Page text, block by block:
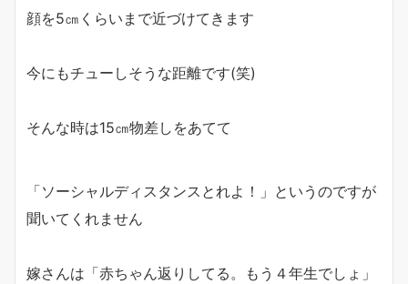
顔を5㎝くらいまで近づけてきます
今にもチューしそうな距離です(笑)
そんな時は15㎝物差しをあてて
「ソーシャルディスタンスとれよ！」というのですが
聞いてくれません
嫁さんは「赤ちゃん返りしてる。もう４年生でしょ」